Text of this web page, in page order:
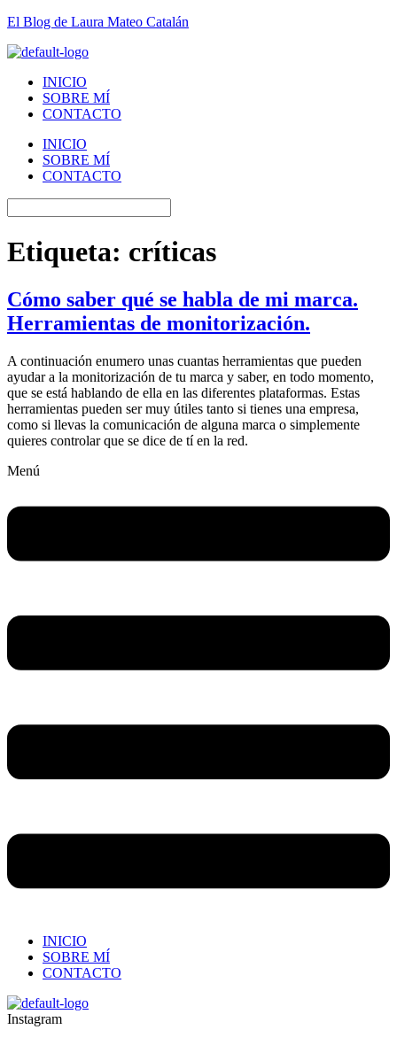
El Blog de Laura Mateo Catalán
INICIO
SOBRE MÍ
CONTACTO
INICIO
SOBRE MÍ
CONTACTO
Etiqueta: críticas
Cómo saber qué se habla de mi marca.
Herramientas de monitorización.
A continuación enumero unas cuantas herramientas que pueden
ayudar a la monitorización de tu marca y saber, en todo momento,
que se está hablando de ella en las diferentes plataformas. Estas
herramientas pueden ser muy útiles tanto si tienes una empresa,
como si llevas la comunicación de alguna marca o simplemente
quieres controlar que se dice de tí en la red.
Menú
INICIO
SOBRE MÍ
CONTACTO
Instagram